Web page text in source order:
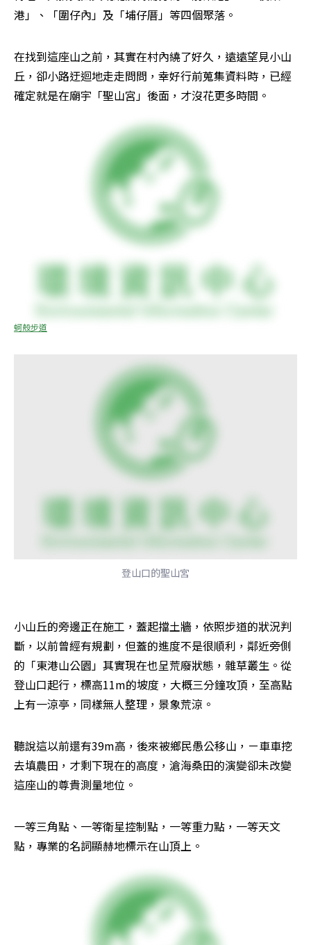
港」、「圍仔內」及「埔仔厝」等四個聚落。
在找到這座山之前，其實在村內繞了好久，遠遠望見小山
丘，卻小路迂迴地走走問問，幸好行前蒐集資料時，已經
確定就是在廟宇「聖山宮」後面，才沒花更多時間。
蚵殼步道
登山口的聖山宮
小山丘的旁邊正在施工，蓋起擋土牆，依照步道的狀況判
斷，以前曾經有規劃，但蓋的進度不是很順利，鄰近旁側
的「東港山公園」其實現在也呈荒廢狀態，雜草叢生。從
登山口起行，標高11m的坡度，大概三分鐘攻頂，至高點
上有一涼亭，同樣無人整理，景象荒涼。
聽說這以前還有39m高，後來被鄉民愚公移山，ㄧ車車挖
去填農田，才剩下現在的高度，滄海桑田的演變卻未改變
這座山的尊貴測量地位。
一等三角點、一等衛星控制點，一等重力點，一等天文
點，專業的名詞顯赫地標示在山頂上。